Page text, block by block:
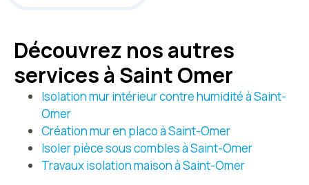
obtenir un rendu propre,
lumineux et durable. Sur
ce chantier, nous
sommes intervenus
pour transformer une
pièce brute en un
espace net et prêt à
vivre, tout en
conservant le charme
de la poutre apparente.
Découvrez nos autres
services à Saint Omer
Isolation mur intérieur contre humidité à Saint-
Omer
Création mur en placo à Saint-Omer
Isoler pièce sous combles à Saint-Omer
Travaux isolation maison à Saint-Omer